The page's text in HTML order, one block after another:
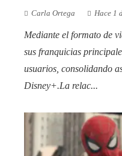
Carla Ortega Hace 1
Mediante el formato de
sus franquicias
usuarios, consolidando
Disney+.La relac...